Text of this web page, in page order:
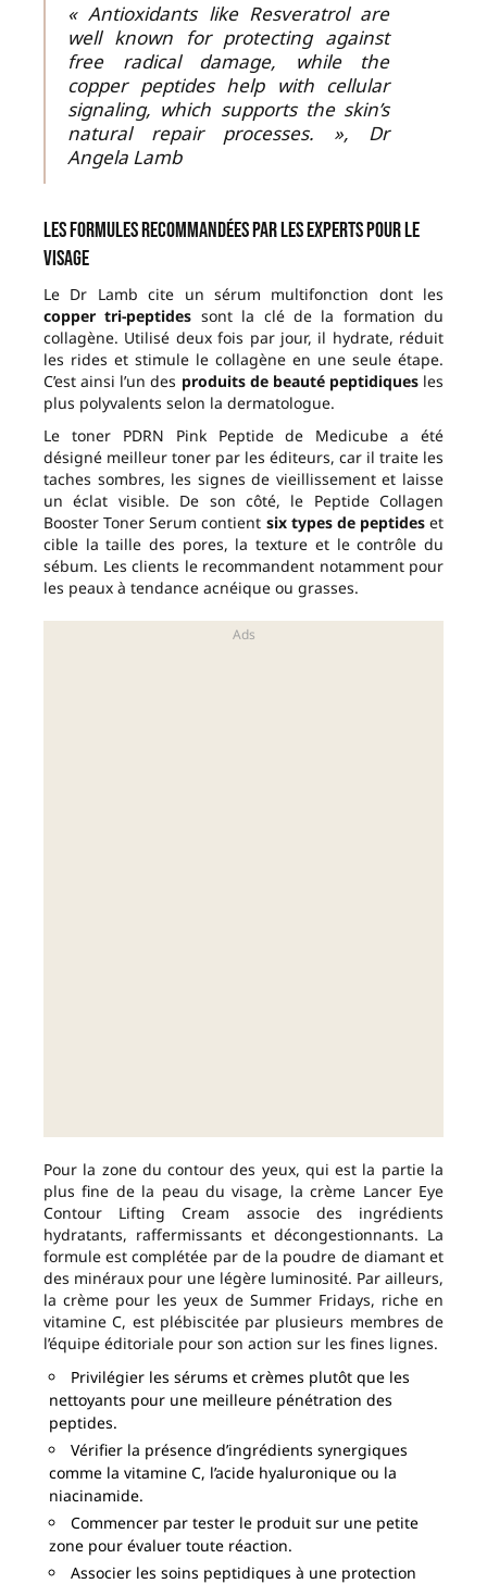
« Antioxidants like Resveratrol are
well known for protecting against
free radical damage, while the
copper peptides help with cellular
signaling, which supports the skin’s
natural repair processes. », Dr
Angela Lamb
Les formules recommandées par les experts pour le
visage
Le Dr Lamb cite un sérum multifonction dont les
copper tri-peptides sont la clé de la formation du
collagène. Utilisé deux fois par jour, il hydrate, réduit
les rides et stimule le collagène en une seule étape.
C’est ainsi l’un des produits de beauté peptidiquesles
plus polyvalents selon la dermatologue.
Le toner PDRN Pink Peptide de Medicube a été
désigné meilleur toner par les éditeurs, car il traite les
taches sombres, les signes de vieillissement et laisse
un éclat visible. De son côté, le Peptide Collagen
Booster Toner Serum contient six types de peptideset
cible la taille des pores, la texture et le contrôle du
sébum. Les clients le recommandent notamment pour
les peaux à tendance acnéique ou grasses.
Pour la zone du contour des yeux, qui est la partie la
plus fine de la peau du visage, la crème Lancer Eye
Contour Lifting Cream associe des ingrédients
hydratants, raffermissants et décongestionnants. La
formule est complétée par de la poudre de diamant et
des minéraux pour une légère luminosité. Par ailleurs,
la crème pour les yeux de Summer Fridays, riche en
vitamine C, est plébiscitée par plusieurs membres de
l’équipe éditoriale pour son action sur les fines lignes.
Privilégier les sérums et crèmes plutôt que les
nettoyants pour une meilleure pénétration des
peptides.
Vérifier la présence d’ingrédients synergiques
comme la vitamine C, l’acide hyaluronique ou la
niacinamide.
Commencer par tester le produit sur une petite
zone pour évaluer toute réaction.
Associer les soins peptidiques à une protection